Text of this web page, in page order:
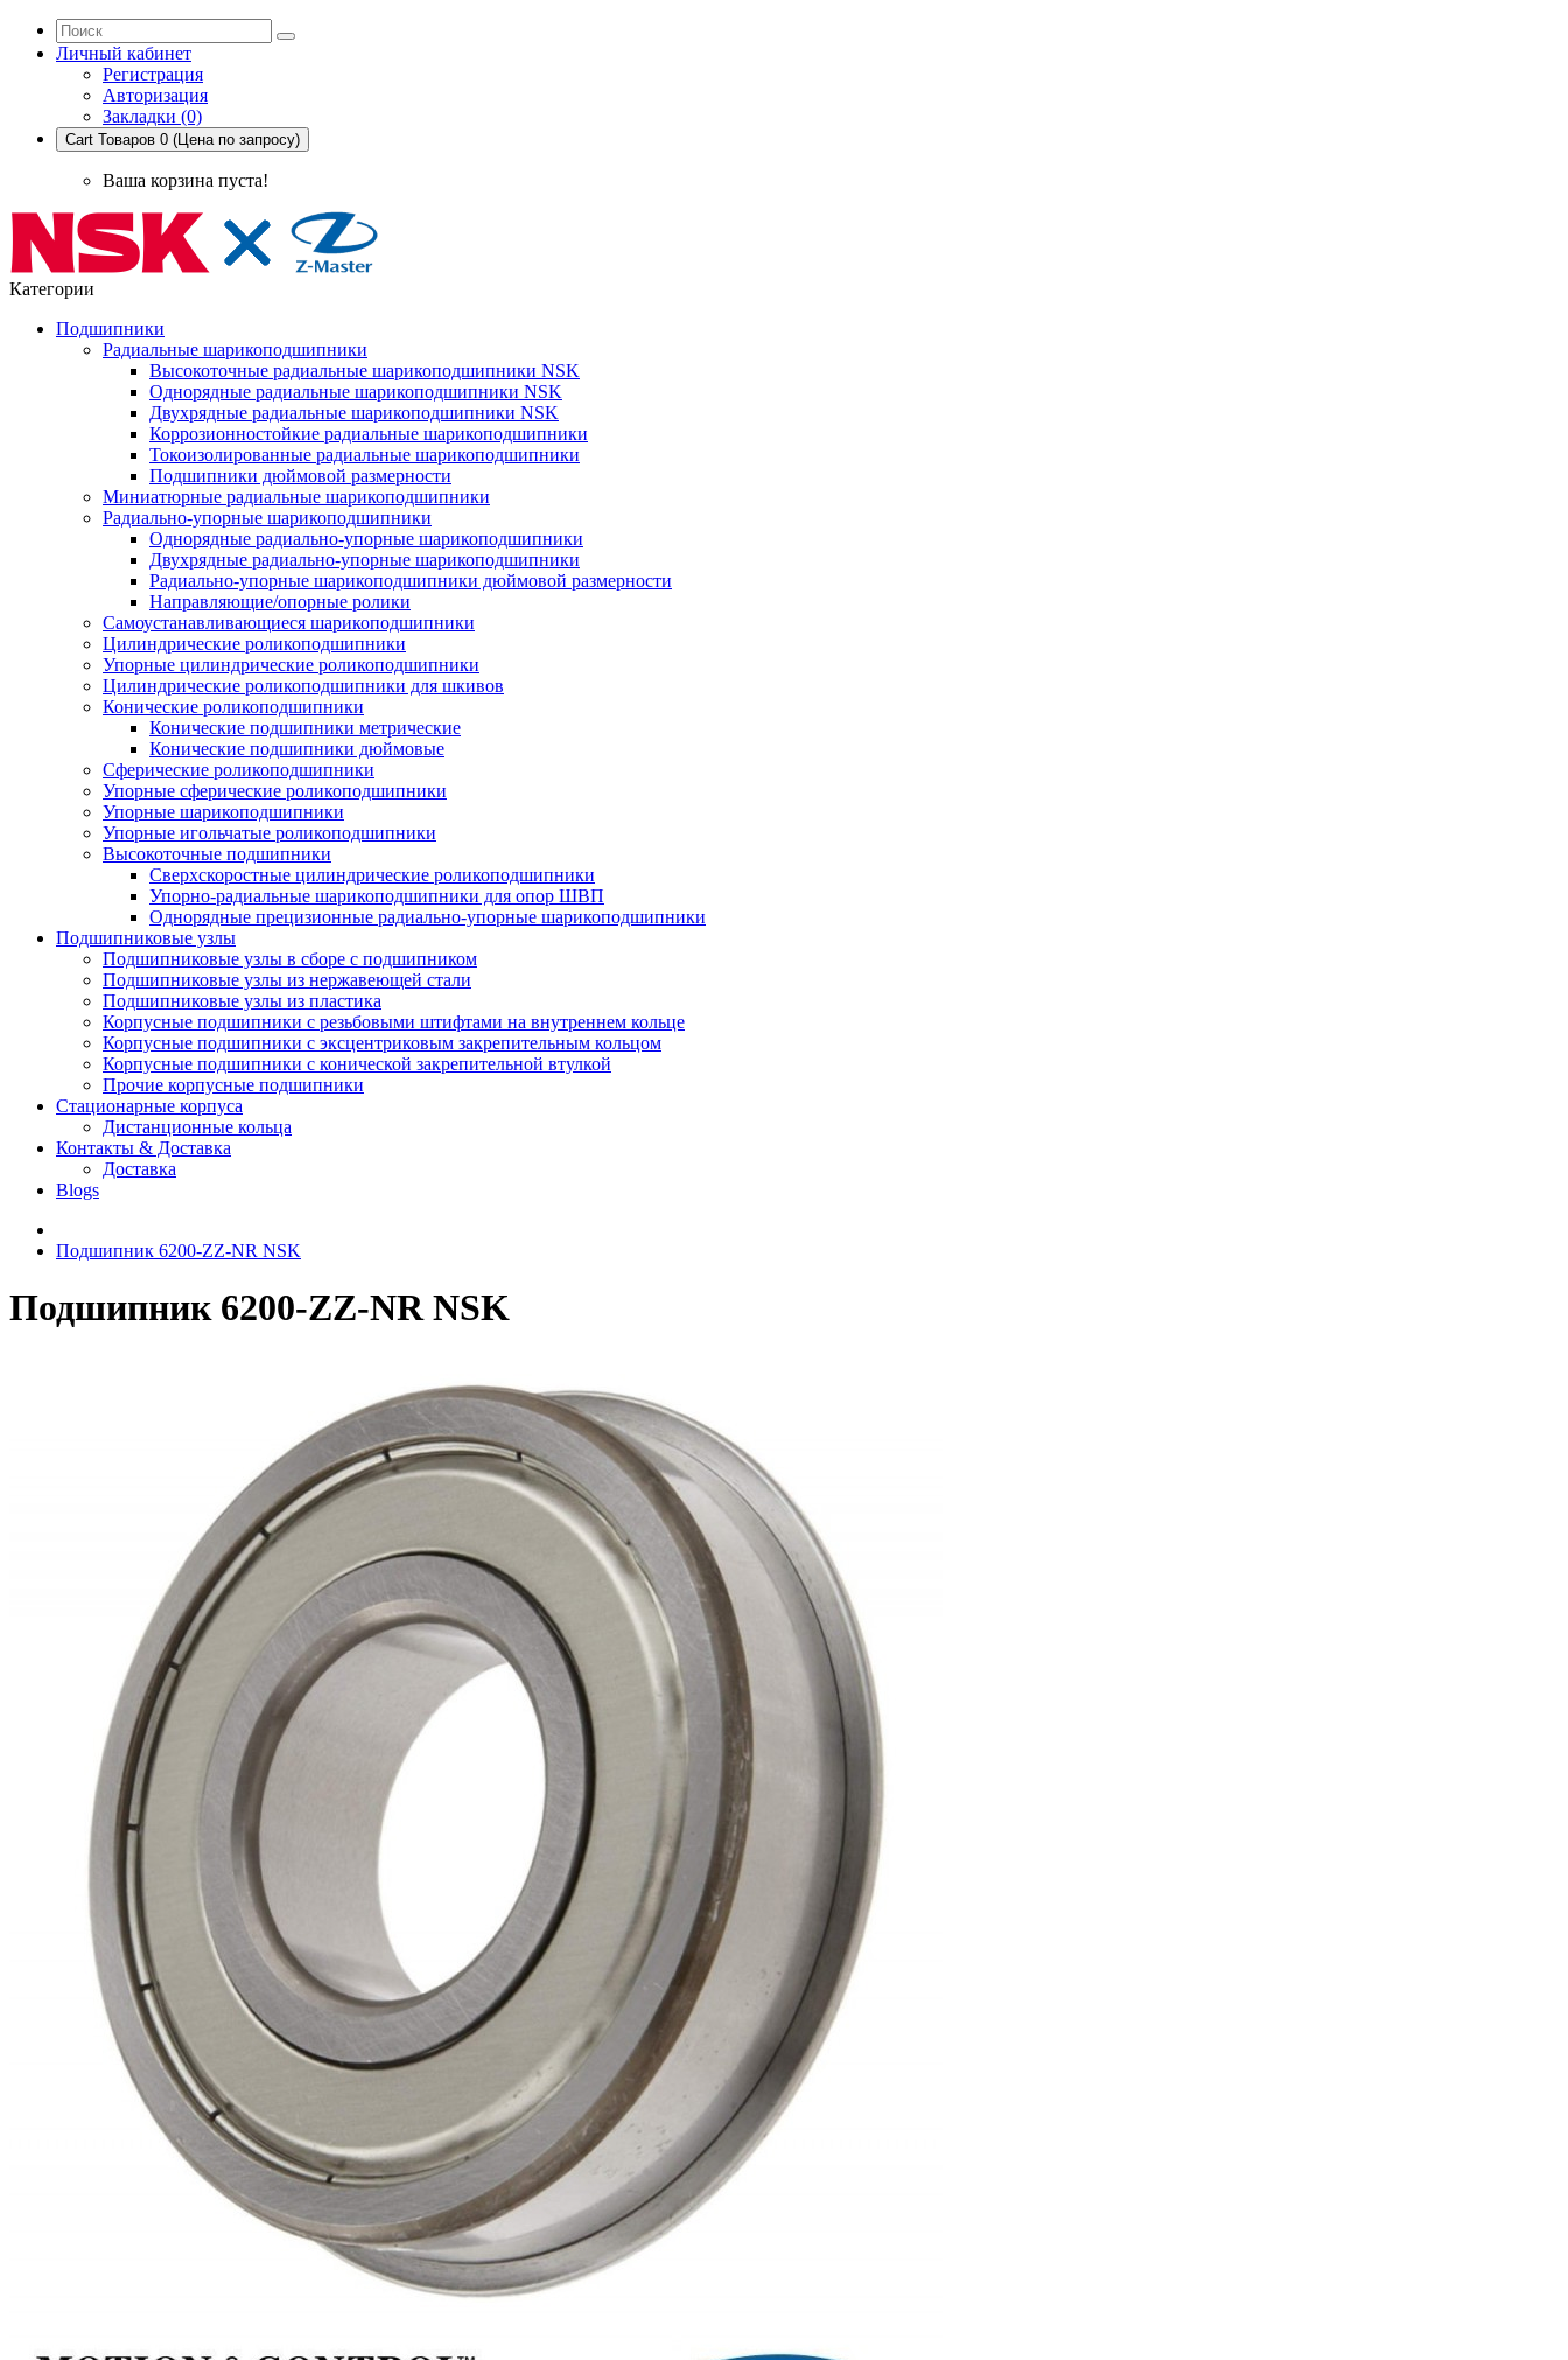
Личный кабинет
Регистрация
Авторизация
Закладки (0)
Cart Товаров 0 (Цена по запросу)
Ваша корзина пуста!
Категории
Подшипники
Радиальные шарикоподшипники
Высокоточные радиальные шарикоподшипники NSK
Однорядные радиальные шарикоподшипники NSK
Двухрядные радиальные шарикоподшипники NSK
Коррозионностойкие радиальные шарикоподшипники
Токоизолированные радиальные шарикоподшипники
Подшипники дюймовой размерности
Миниатюрные радиальные шарикоподшипники
Радиально-упорные шарикоподшипники
Однорядные радиально-упорные шарикоподшипники
Двухрядные радиально-упорные шарикоподшипники
Радиально-упорные шарикоподшипники дюймовой размерности
Направляющие/опорные ролики
Самоустанавливающиеся шарикоподшипники
Цилиндрические роликоподшипники
Упорные цилиндрические роликоподшипники
Цилиндрические роликоподшипники для шкивов
Конические роликоподшипники
Конические подшипники метрические
Конические подшипники дюймовые
Сферические роликоподшипники
Упорные сферические роликоподшипники
Упорные шарикоподшипники
Упорные игольчатые роликоподшипники
Высокоточные подшипники
Сверхскоростные цилиндрические роликоподшипники
Упорно-радиальные шарикоподшипники для опор ШВП
Однорядные прецизионные радиально-упорные шарикоподшипники
Подшипниковые узлы
Подшипниковые узлы в сборе с подшипником
Подшипниковые узлы из нержавеющей стали
Подшипниковые узлы из пластика
Корпусные подшипники с резьбовыми штифтами на внутреннем кольце
Корпусные подшипники с эксцентриковым закрепительным кольцом
Корпусные подшипники с конической закрепительной втулкой
Прочие корпусные подшипники
Стационарные корпуса
Дистанционные кольца
Контакты & Доставка
Доставка
Blogs
Подшипник 6200-ZZ-NR NSK
Подшипник 6200-ZZ-NR NSK